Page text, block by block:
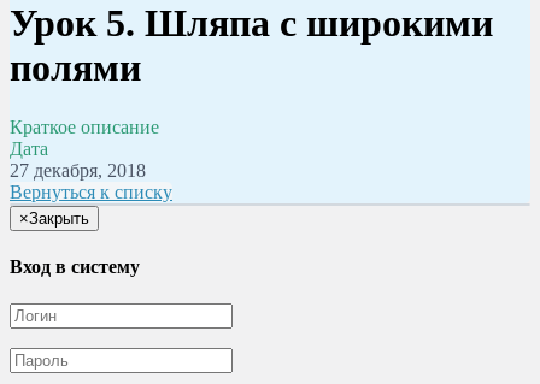
Урок 5. Шляпа с широкими
полями
Краткое описание
Дата
27 декабря, 2018
Вернуться к списку
×Закрыть
Вход в систему